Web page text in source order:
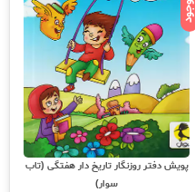
پویش دفتر روزنگار تاریخ دار هفتگی (تاب
سوار)